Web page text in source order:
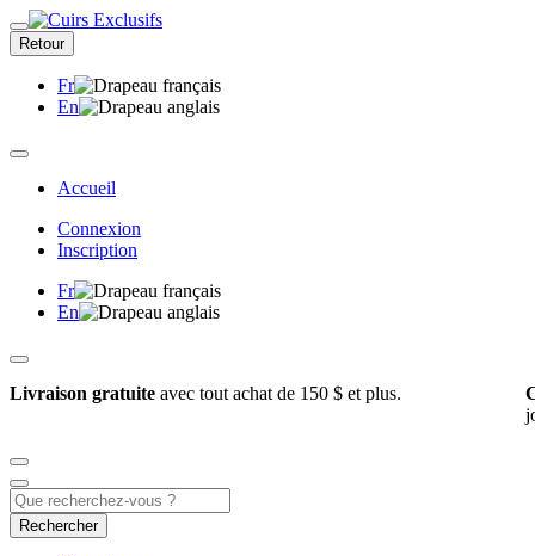
Retour
Fr
En
Accueil
Connexion
Inscription
Fr
En
Livraison gratuite avec tout achat de 150 $ et plus.
Rechercher